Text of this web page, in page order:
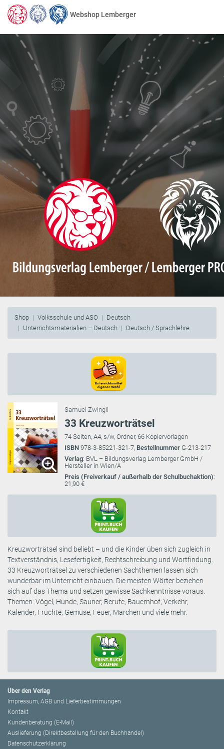
Webshop Lemberger
Shop Volksschule und ASO
Deutsch
Unterrichtsmaterialien – Deutsch
Deutsch / Sprachlehre
Samuel Zwingli
33 Kreuzworträtsel
74 Seiten, A4, s/w, Ordner, 66 Kopiervorlagen
ISBN 978-3-85221-321-7, Bestellnummer G-213-217
Verlag: BVL – Bildungsverlag Lemberger GmbH /
Hersteller in Wien/A
Preis (Freiverkauf / außerhalb der Schulbuchaktion):
21,90 €
Kreuzworträtsel sind beliebt – und die Kinder üben sich zugleich in
Textverständnis, Lesefertigkeit, Rechtschreibung und Wortfindung.
33 Kreuzworträtsel zu verschiedenen Sachthemen lassen sich
wunderbar im Unterricht einbauen. Die meisten Wörter beziehen
sich auf das Thema und setzen gewisse Sachkenntnisse voraus.
Themen: Vögel, Hunde, Saurier, Berufe, Bauernhof, Verkehr,
Kalender, Früchte, Gemüse, Feuer, Märchen und viele mehr.
Über den Verlag
Impressum, AGB und Lieferbestimmungen
Kontakt
Kundenberatung (E-Mail)
Auslieferung (Direktbestellung für den Buchhandel)
Datenschutzerklärung